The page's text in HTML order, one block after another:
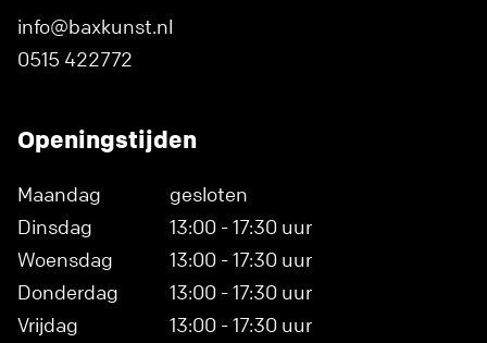
info@baxkunst.nl
0515 422772
Openingstijden
Maandag
gesloten
Dinsdag
13:00 - 17:30 uur
Woensdag
13:00 - 17:30 uur
Donderdag
13:00 - 17:30 uur
Vrijdag
13:00 - 17:30 uur